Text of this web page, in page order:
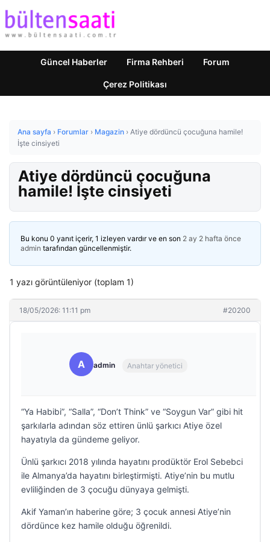
Güncel Haberler Firma Rehberi Forum
Çerez Politikası
Ana sayfa › Forumlar › Magazin › Atiye dördüncü çocuğuna hamile!
İşte cinsiyeti
Atiye dördüncü çocuğuna
hamile! İşte cinsiyeti
Bu konu 0 yanıt içerir, 1 izleyen vardır ve en son 2 ay 2 hafta önce
admin tarafından güncellenmiştir.
1 yazı görüntüleniyor (toplam 1)
18/05/2026: 11:11 pm #20200
A admin Anahtar yönetici
“Ya Habibi”, “Salla”, “Don’t Think” ve “Soygun Var” gibi hit
şarkılarla adından söz ettiren ünlü şarkıcı Atiye özel
hayatıyla da gündeme geliyor.
Ünlü şarkıcı 2018 yılında hayatını prodüktör Erol Sebebci
ile Almanya’da hayatını birleştirmişti. Atiye’nin bu mutlu
evliliğinden de 3 çocuğu dünyaya gelmişti.
Akif Yaman’ın haberine göre; 3 çocuk annesi Atiye’nin
dördünce kez hamile olduğu öğrenildi.